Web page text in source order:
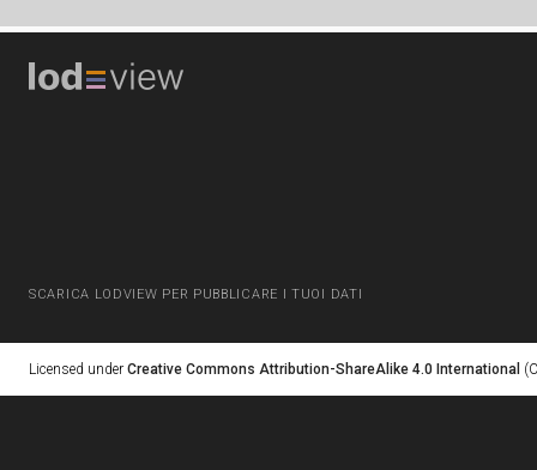
SCARICA LODVIEW PER PUBBLICARE I TUOI DATI
Licensed under Creative Commons Attribution-ShareAlike 4.0 International